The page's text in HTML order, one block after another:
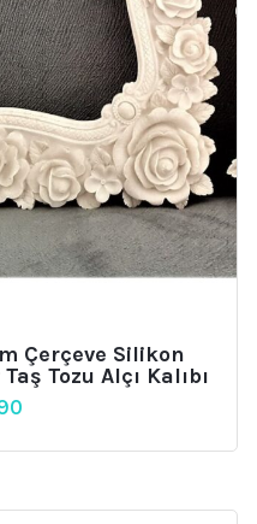
Çerçeve Silikon
Tozu Alçı Kalıbı